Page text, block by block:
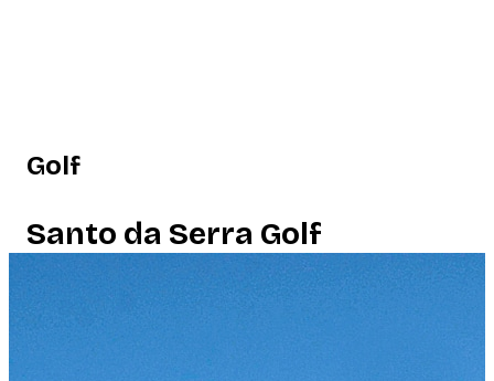
Golf
Santo da Serra Golf